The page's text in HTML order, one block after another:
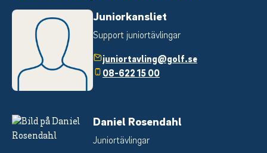
Juniorkansliet
Support juniortävlingar
juniortavling@golf.se
08-622 15 00
Daniel Rosendahl
Juniortävlingar